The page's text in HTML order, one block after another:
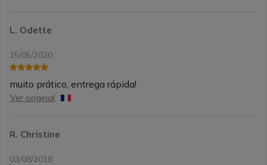
L. Odette
15/05/2020
muito prático, entrega rápida!
Ver original
R. Christine
03/08/2018